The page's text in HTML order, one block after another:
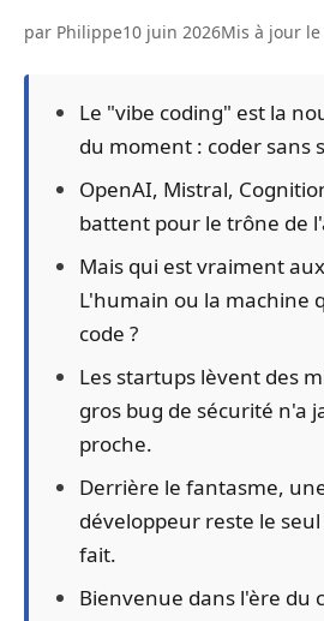
par Philippe10 juin 2026Mis à jour
Le "vibe coding" est la
du moment : coder sans
OpenAI, Mistral,
battent pour le trône de
Mais qui est vraiment
L'humain ou la machine
code ?
Les startups lèvent des
gros bug de sécurité n'a
proche.
Derrière le fantasme,
développeur reste le
fait.
Bienvenue dans l'ère du